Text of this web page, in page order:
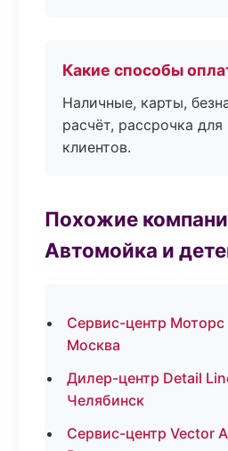
Какие способы
Наличные, карты,
расчёт, рассрочка
клиентов.
Похожие
Автомойка и
Сервис-центр
Москва
Дилер-центр Detail
Челябинск
Сервис-центр Vector